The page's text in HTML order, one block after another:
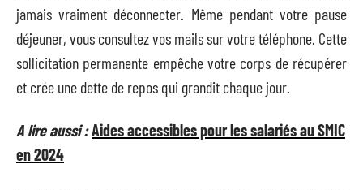
jamais vraiment déconnecter. Même pendant votre pause
déjeuner, vous consultez vos mails sur votre téléphone. Cette
sollicitation permanente empêche votre corps de récupérer
et crée une dette de repos qui grandit chaque jour.
A lire aussi :Aides accessibles pour les salariés au SMIC
en 2024